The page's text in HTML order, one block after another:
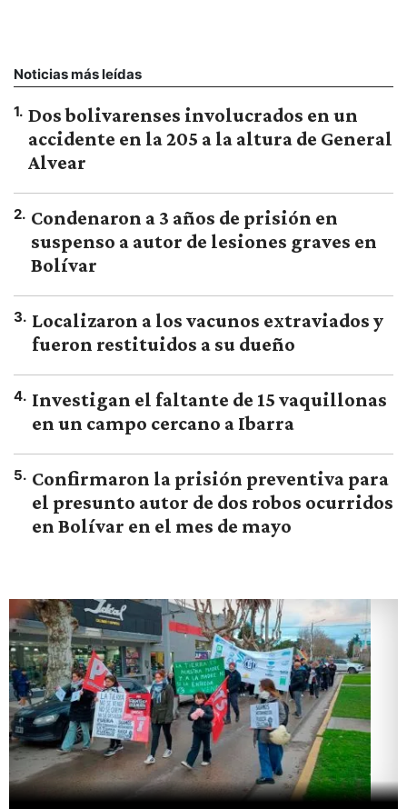
Noticias más leídas
1. Dos bolivarenses involucrados en un
accidente en la 205 a la altura de General
Alvear
2. Condenaron a 3 años de prisión en
suspenso a autor de lesiones graves en
Bolívar
3. Localizaron a los vacunos extraviados y
fueron restituidos a su dueño
4. Investigan el faltante de 15 vaquillonas
en un campo cercano a Ibarra
5. Confirmaron la prisión preventiva para
el presunto autor de dos robos ocurridos
en Bolívar en el mes de mayo